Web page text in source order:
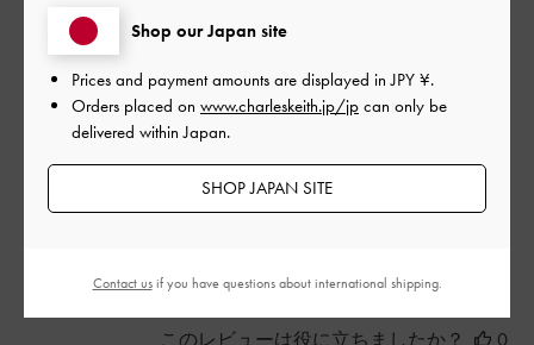
サイズ: 39/24.5cm
デザイン
とてもよかった
とてもよかった
このレビューは役に立ちましたか？
0
Shop our Japan site
Prices and payment amounts are displayed inJPY ¥.
Orders placed on www.charleskeith.jp/jp can only be
delivered within Japan.
SHOP JAPAN SITE
Contact usif you have questions about international shipping.